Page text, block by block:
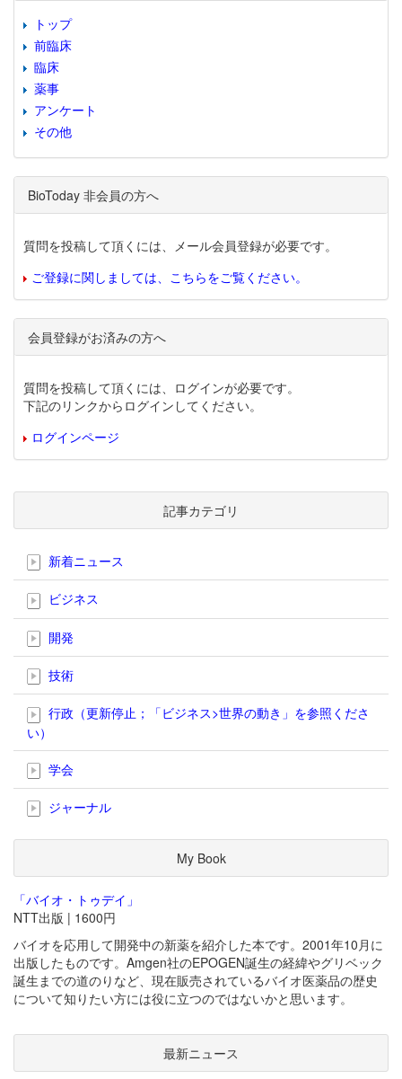
トップ
前臨床
臨床
薬事
アンケート
その他
BioToday 非会員の方へ
質問を投稿して頂くには、メール会員登録が必要です。
ご登録に関しましては、こちらをご覧ください。
会員登録がお済みの方へ
質問を投稿して頂くには、ログインが必要です。
下記のリンクからログインしてください。
ログインページ
記事カテゴリ
新着ニュース
ビジネス
開発
技術
行政（更新停止；「ビジネス>世界の動き」を参照くださ
い）
学会
ジャーナル
My Book
「バイオ・トゥデイ」
NTT出版 | 1600円
バイオを応用して開発中の新薬を紹介した本です。2001年10月に
出版したものです。Amgen社のEPOGEN誕生の経緯やグリベック
誕生までの道のりなど、現在販売されているバイオ医薬品の歴史
について知りたい方には役に立つのではないかと思います。
最新ニュース